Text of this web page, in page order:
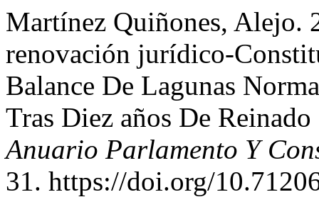
Martínez Quiñones, Alejo.
renovación jurídico-
Balance De Lagunas
Tras Diez años De
Anuario Parlamento Y
31. https://doi.org/